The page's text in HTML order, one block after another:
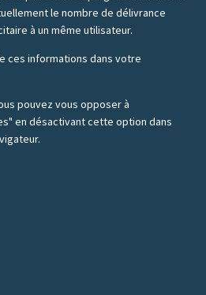
le nombre de délivrance
à un même utilisateur.
ces informations dans votre
pouvez vous opposer à
en désactivant cette option dans